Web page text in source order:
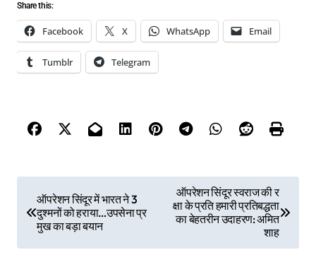
Share this:
Facebook X WhatsApp Email
Tumblr Telegram
ऑपरेशन सिंदूर में भारत ने 3
दुश्मनों को हराया…उपसेना प्र
मुख का बड़ा बयान
ऑपरेशन सिंदूर स्वराज की र
क्षा के प्रति हमारी प्रतिबद्धता
का बेहतरीन उदाहरण: अमित
शाह